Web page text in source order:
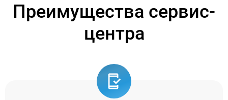
Преимущества сервис-
центра